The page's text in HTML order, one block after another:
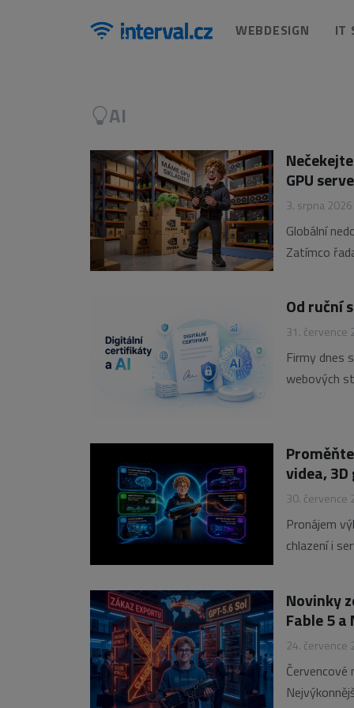
WEBDESIGN IT
AI
GPU
3. srpna 2026
Globální
Zatímco
Od ruční
31. července
Firmy dnes
webových
pomáhat
videa,
30. července
Pronájem
chlazení i
Novinky
Fable 5
24. července